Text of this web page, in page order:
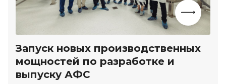
Запуск новых производственных
мощностей по разработке и
выпуску АФС